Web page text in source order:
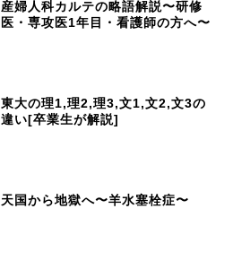
産婦人科カルテの略語解説〜研修
医・専攻医1年目・看護師の方へ〜
東大の理1,理2,理3,文1,文2,文3の
違い[卒業生が解説]
天国から地獄へ〜羊水塞栓症〜